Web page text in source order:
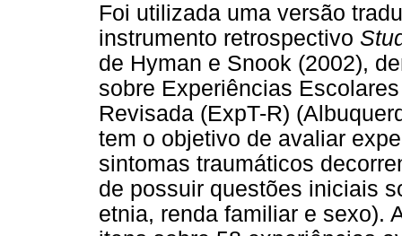
Foi utilizada uma versão
instrumento retrospectivo
de Hyman e Snook (2002),
sobre Experiências
Revisada (ExpT-R)
tem o objetivo de avaliar
sintomas traumáticos
de possuir questões iniciais
etnia, renda familiar e sexo).